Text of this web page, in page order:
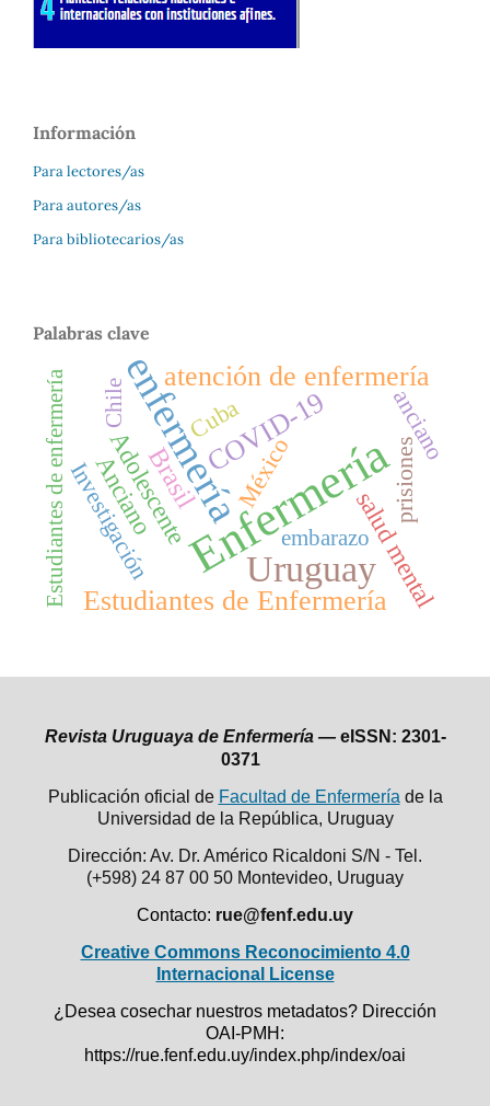
Información
Para lectores/as
Para autores/as
Para bibliotecarios/as
Palabras clave
Enfermería
enfermería
Uruguay
Estudiantes de Enfermería
atención de enfermería
COVID-19
Brasil
Adolescente
Anciano salud mental
Investigación prisiones
México
Cuba anciano
Estudiantes de enfermería Chile
embarazo
Revista Uruguaya de Enfermería — eISSN: 2301-
0371
Publicación oficial de Facultad de Enfermería de la
Universidad de la República, Uruguay
Dirección: Av. Dr. Américo Ricaldoni S/N - Tel.
(+598) 24 87 00 50 Montevideo, Uruguay
Contacto: rue@fenf.edu.uy
Creative Commons Reconocimiento 4.0
Internacional License
¿Desea cosechar nuestros metadatos? Dirección
OAI-PMH:
https://rue.fenf.edu.uy/index.php/index/oai